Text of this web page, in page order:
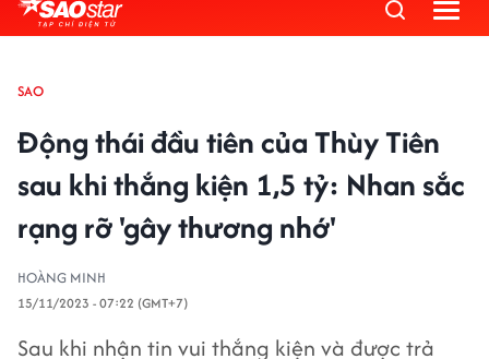
SAO
Động thái đầu tiên của Thùy Tiên
sau khi thắng kiện 1,5 tỷ: Nhan sắc
rạng rỡ 'gây thương nhớ'
HOÀNG MINH
15/11/2023 - 07:22 (GMT+7)
Sau khi nhận tin vui thắng kiện và được trả